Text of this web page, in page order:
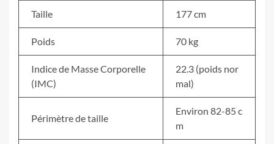
Taille 177 cm
Poids 70 kg
Indice de Masse Corporelle
(IMC)
22.3 (poids nor
mal)
Périmètre de taille
Environ 82-85 c
m